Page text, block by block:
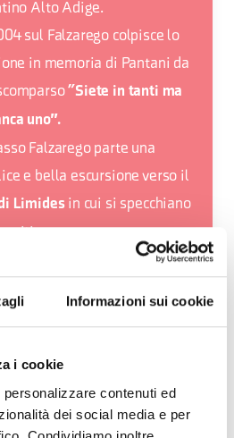
Informazioni sui cookie
i cookie
contenuti ed
dei social media e per
Alto Adige.
sul Falzarego colpisce lo
in memoria di Pantani da
”Siete in tanti ma
uno".
Falzarego parte una
e bella escursione verso il
Limides in cui si specchiano